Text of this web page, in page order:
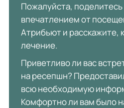
Пожалуйста,
впечатлением от
Атрибьют и расскажите,
лечение.
Приветливо ли вас
на ресепшн?
всю необходимую
Комфортно ли вам было